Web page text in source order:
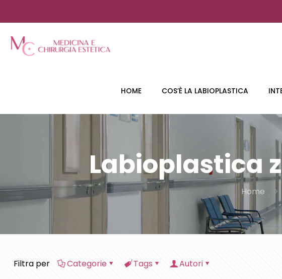
HOME COS’È LA LABIOPLASTICA
Labioplastica
Home
Filtra per Categorie Tags Autori